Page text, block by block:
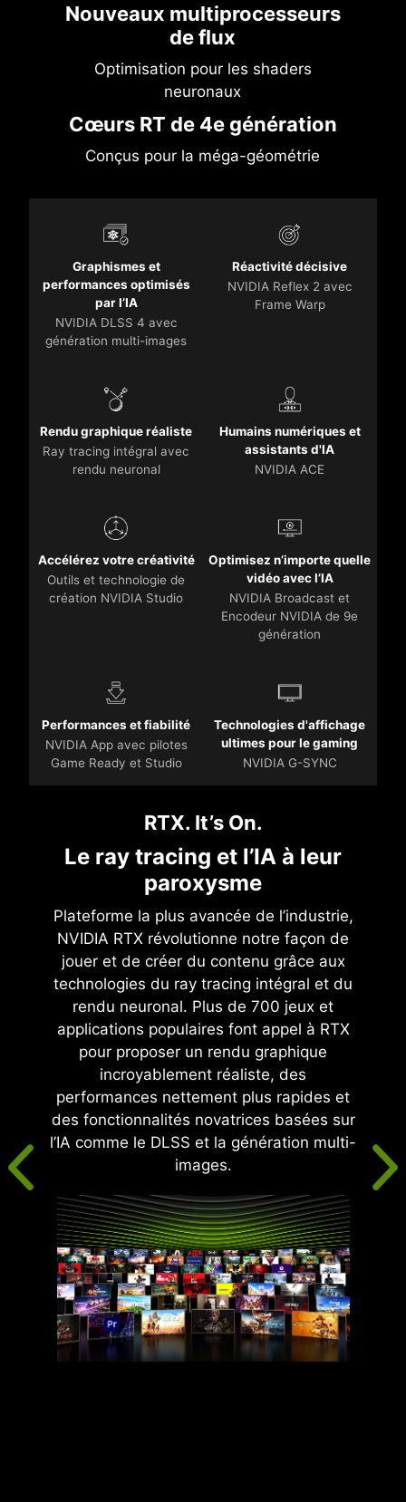
Nouveaux multiprocesseurs
de flux
Optimisation pour les shaders
neuronaux
Cœurs RT de 4e génération
Conçus pour la méga-géométrie
Graphismes et
performances optimisés
par l’IA
NVIDIA DLSS 4 avec
génération multi-images
Réactivité décisive
NVIDIA Reflex 2 avec
Frame Warp
Rendu graphique réaliste
Ray tracing intégral avec
rendu neuronal
Humains numériques et
assistants d'IA
NVIDIA ACE
Accélérez votre créativité
Outils et technologie de
création NVIDIA Studio
Optimisez n’importe quelle
vidéo avec l’IA
NVIDIA Broadcast et
Encodeur NVIDIA de 9e
génération
Performances et fiabilité
NVIDIA App avec pilotes
Game Ready et Studio
Technologies d'affichage
ultimes pour le gaming
NVIDIA G-SYNC
RTX. It’s On.
Le ray tracing et l’IA à leur
paroxysme
Plateforme la plus avancée de l’industrie,
NVIDIA RTX révolutionne notre façon de
jouer et de créer du contenu grâce aux
technologies du ray tracing intégral et du
rendu neuronal. Plus de 700 jeux et
applications populaires font appel à RTX
pour proposer un rendu graphique
incroyablement réaliste, des
performances nettement plus rapides et
des fonctionnalités novatrices basées sur
l’IA comme le DLSS et la génération multi-
images.